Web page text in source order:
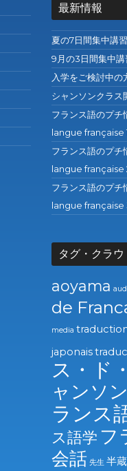
最新情報
夏の7日間集中講
9月の3日間集中講
入学をご検討中の
シャンソンクラス
フランス語のプ
langue française
フランス語のプ
langue française
フランス語のプ
langue française
タグ・クラウ
aoyama
de
media
japonais
ス・ド
ャンソン
ランス
ス語学 フ
会話 先生 半